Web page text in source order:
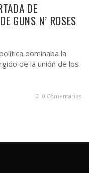
DE
GUNS N’ ROSES
dominaba la
de la unión de los
0 Comentarios